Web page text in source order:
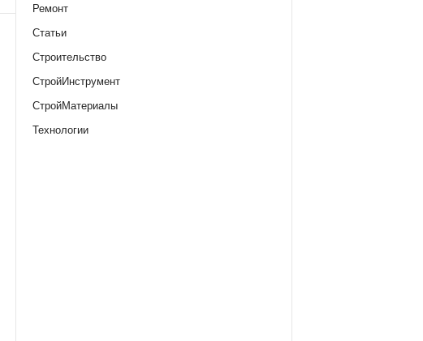
Ремонт
Статьи
Строительство
СтройИнструмент
СтройМатериалы
Технологии